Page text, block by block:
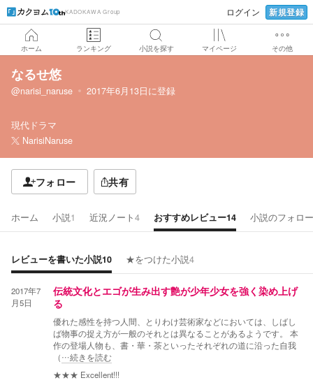
KADOKAWA Group ログイン 新規登録
ホーム ランキング 小説を探す マイページ その他
なるせ悠
@narisi_naruse 2017年6月13日に登録
現代ドラマ
NarisiNaruse
フォロー 共有
ホーム 小説1 近況ノート4 おすすめレビュー14 小説のフォロー
レビューを書いた小説10 ★をつけた小説4
2017年7
月5日
伝統文化とエゴが生み出す艶が少年少女を強く染め上げ
る
優れた感性を持つ人間、とりわけ芸術家などにおいては、しばし
ば物事の捉え方が一般のそれとは異なることがあるようです。 本
作の登場人物も、書・華・茶といったそれぞれの道に沿った自我
（…続きを読む
★★★ Excellent!!!